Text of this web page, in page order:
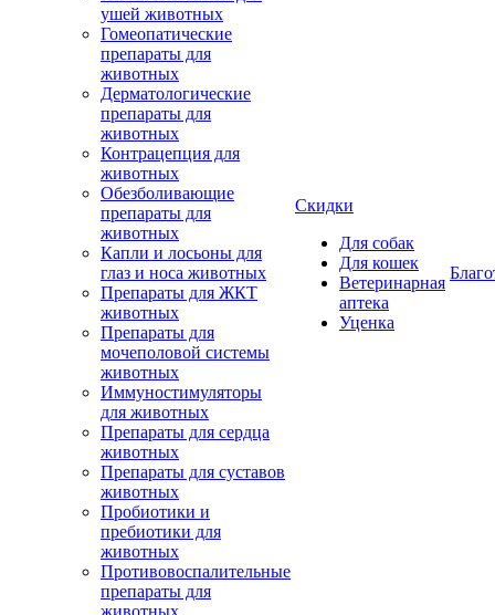
ушей животных
Гомеопатические
препараты для
животных
Дерматологические
препараты для
животных
Контрацепция для
животных
Обезболивающие
препараты для
животных
Капли и лосьоны для
глаз и носа животных
Препараты для ЖКТ
животных
Препараты для
мочеполовой системы
животных
Иммуностимуляторы
для животных
Препараты для сердца
животных
Препараты для суставов
животных
Пробиотики и
пребиотики для
животных
Противовоспалительные
препараты для
животных
Скидки
Для собак
Для кошек
Ветеринарная
аптека
Уценка